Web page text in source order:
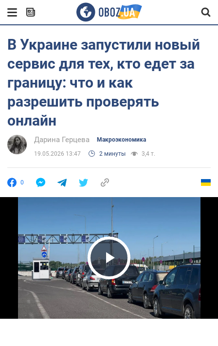
В Украине запустили новый
сервис для тех, кто едет за
границу: что и как
разрешить проверять
онлайн
Дарина Герцева Mакроэкономика
19.05.2026 13:47 2 минуты 3,4 т.
0
Play Video